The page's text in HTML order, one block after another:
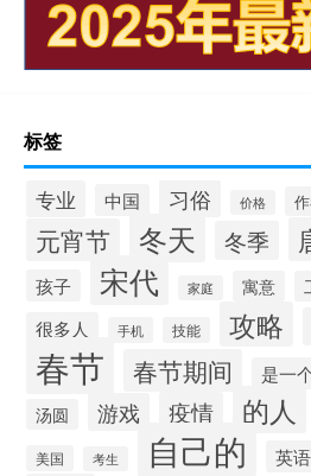
标签
专业 中国 习俗 价格
元宵节 冬天 冬季
孩子 宋代 家庭 寓意
很多人 手机 技能 攻略
春节 春节期间 是一
汤圆 游戏 疫情 的人
美国 考生 自己的 英语